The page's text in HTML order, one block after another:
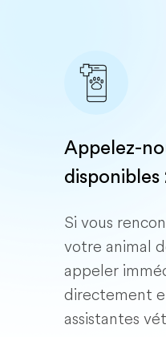
Appelez-
Si vous
votre animal
appeler
directement
assistantes